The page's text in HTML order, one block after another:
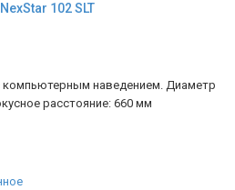
102 SLT
компьютерным наведением. Диаметр
расстояние: 660 мм